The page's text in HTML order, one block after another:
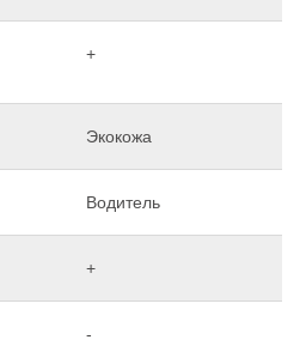
+
Экокожа
Водитель
+
-